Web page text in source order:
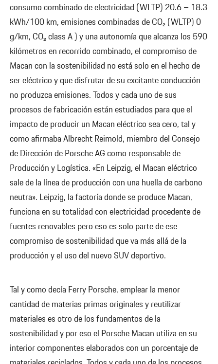
consumo combinado de electricidad (WLTP) 20.6 – 18.3
kWh/100 km, emisiones combinadas de CO₂ (WLTP) 0
g/km, CO₂ class A ) y una autonomía que alcanza los 590
kilómetros en recorrido combinado, el compromiso de
Macan con la sostenibilidad no está solo en el hecho de
ser eléctrico y que disfrutar de su excitante conducción
no produzca emisiones. Todos y cada uno de sus
procesos de fabricación están estudiados para que el
impacto de producir un Macan eléctrico sea cero, tal y
como afirmaba Albrecht Reimold, miembro del Consejo
de Dirección de Porsche AG como responsable de
Producción y Logística. «En Leipzig, el Macan eléctrico
sale de la línea de producción con una huella de carbono
neutra». Leipzig, la factoría donde se produce Macan,
funciona en su totalidad con electricidad procedente de
fuentes renovables pero eso es solo parte de ese
compromiso de sostenibilidad que va más allá de la
producción y el uso del nuevo SUV deportivo.
Tal y como decía Ferry Porsche, emplear la menor
cantidad de materias primas originales y reutilizar
materiales es otro de los fundamentos de la
sostenibilidad y por eso el Porsche Macan utiliza en su
interior componentes elaborados con un porcentaje de